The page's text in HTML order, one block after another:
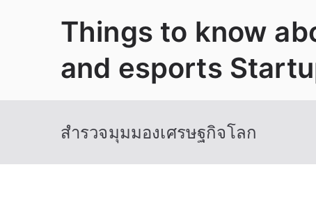
Things to know
and esports
สำรวจมุมมองเศรษฐกิจโลก